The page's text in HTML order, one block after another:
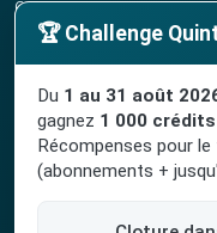
Contact
Confidentialité
© 2020-2026 TURF.bzh ,
artificielle.
Site indépendant, sans lien
🏆 Challenge
Du 1 au 31 août
gagnez 1 000
Récompenses pour
(abonnements +